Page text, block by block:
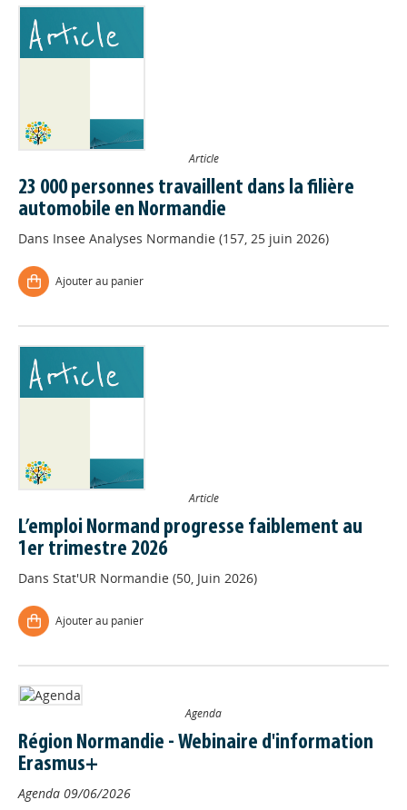
Article
23 000 personnes travaillent dans la filière
automobile en Normandie
Dans Insee Analyses Normandie (157, 25 juin 2026)
Ajouter au panier
Article
L’emploi Normand progresse faiblement au
1er trimestre 2026
Dans Stat'UR Normandie (50, Juin 2026)
Ajouter au panier
Agenda
Région Normandie - Webinaire d'information
Erasmus+
Agenda 09/06/2026